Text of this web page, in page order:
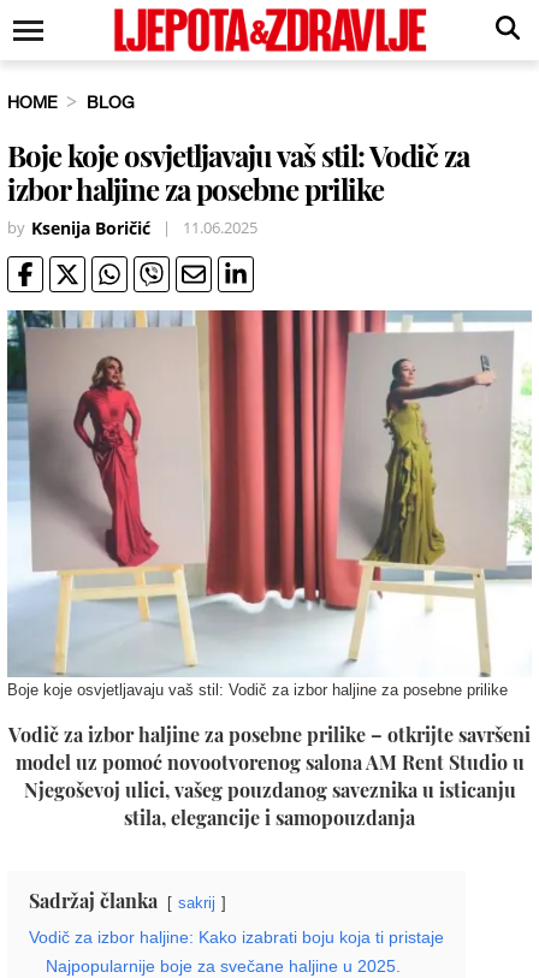
HOME BLOG
Boje koje osvjetljavaju vaš stil: Vodič za
izbor haljine za posebne prilike
by Ksenija Boričić | 11.06.2025
Boje koje osvjetljavaju vaš stil: Vodič za izbor haljine za posebne prilike
Vodič za izbor haljine za posebne prilike – otkrijte savršeni
model uz pomoć novootvorenog salona AM Rent Studio u
Njegoševoj ulici, vašeg pouzdanog saveznika u isticanju
stila, elegancije i samopouzdanja
Sadržaj članka sakrij
Vodič za izbor haljine: Kako izabrati boju koja ti pristaje
Najpopularnije boje za svečane haljine u 2025.